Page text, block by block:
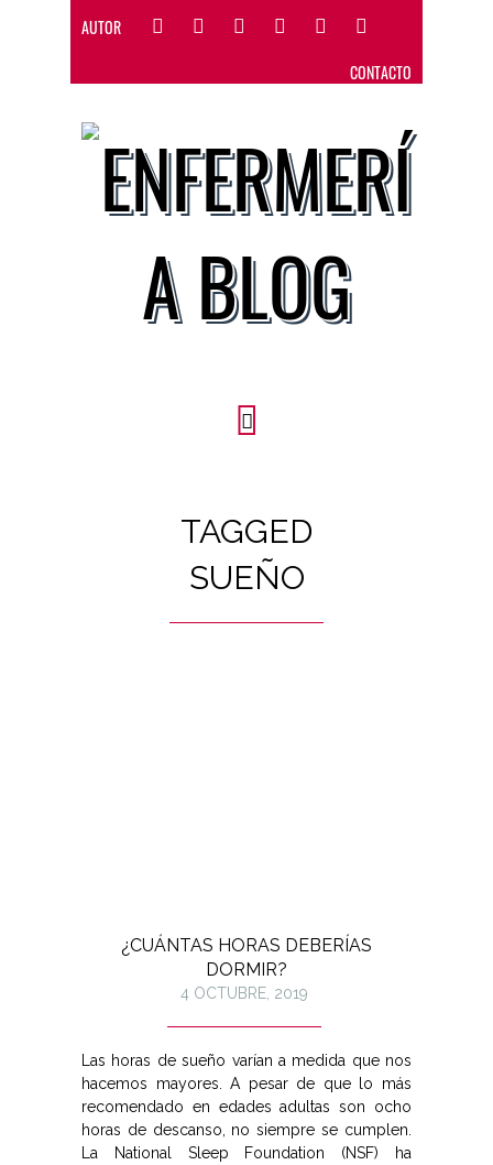
AUTOR
CONTACTO
TAGGED
SUEÑO
¿CUÁNTAS HORAS DEBERÍAS
DORMIR?
4 OCTUBRE, 2019
Las horas de sueño varían a medida que nos
hacemos mayores. A pesar de que lo más
recomendado en edades adultas son ocho
horas de descanso, no siempre se cumplen.
La National Sleep Foundation (NSF) ha